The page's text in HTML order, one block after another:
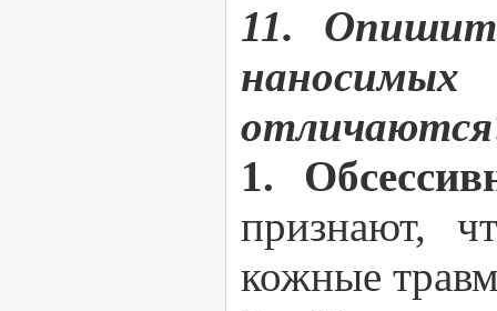
11.
1.
признают,
кожные